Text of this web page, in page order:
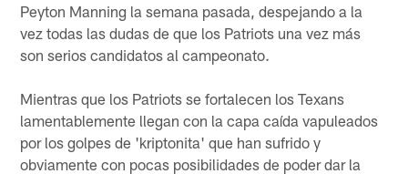
Peyton Manning la semana pasada, despejando a la
vez todas las dudas de que los Patriots una vez más
son serios candidatos al campeonato.
Mientras que los Patriots se fortalecen los Texans
lamentablemente llegan con la capa caída vapuleados
por los golpes de 'kriptonita' que han sufrido y
obviamente con pocas posibilidades de poder dar la